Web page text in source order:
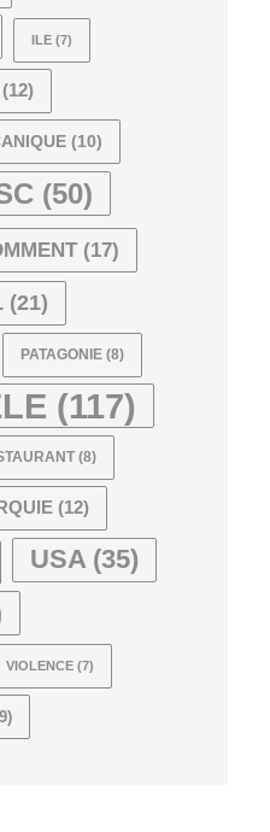
ILE (7)
(12)
(10)
(50)
(17)
(21)
PATAGONIE (8)
(117)
(8)
(12)
USA (35)
VIOLENCE (7)